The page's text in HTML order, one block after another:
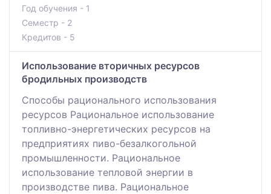
Год обучения - 1
Семестр - 2
Кредитов - 5
Использование вторичных ресурсов
бродильных производств
Способы рационального использования
ресурсов Рациональное использование
топливно-энергетических ресурсов на
предприятиях пиво-безалкогольной
промышленности. Рациональное
использование тепловой энергии в
производстве пива. Рациональное